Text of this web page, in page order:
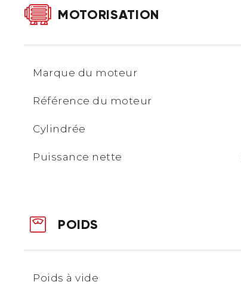
MOTORISATION
Marque du moteur
Référence du moteur
Cylindrée
Puissance nette
POIDS
Poids à vide